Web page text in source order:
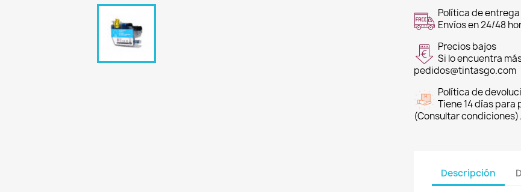
Política de entrega
Envíos en 24/48
Precios bajos
Si lo encuentra
pedidos@tintasgo.com
Política de
Tiene 14 días
(Consultar condiciones).
Descripción